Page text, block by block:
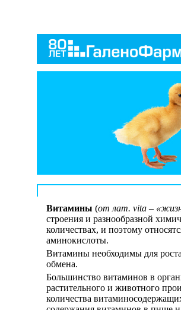
Витамины (от лат. vita –
строения и разнообразной
количествах, и поэтому
аминокислоты.
Витамины необходимы для
обмена.
Большинство витаминов в
растительного и животного
количества